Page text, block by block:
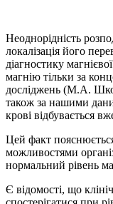
Неоднорідність
локалізація його
діагностику
магнію тільки за
досліджень (М.А.
також за нашими
крові відбувається
Цей факт
можливостями
нормальний рівень
Є відомості, що